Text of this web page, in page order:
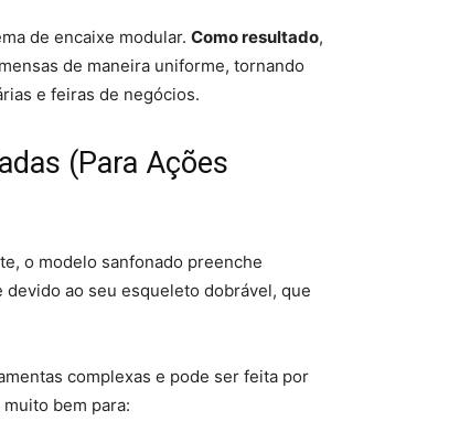
de encaixe modular. Como resultado,
de maneira uniforme, tornando
e feiras de negócios.
(Para Ações
o modelo sanfonado preenche
ao seu esqueleto dobrável, que
complexas e pode ser feita por
bem para: